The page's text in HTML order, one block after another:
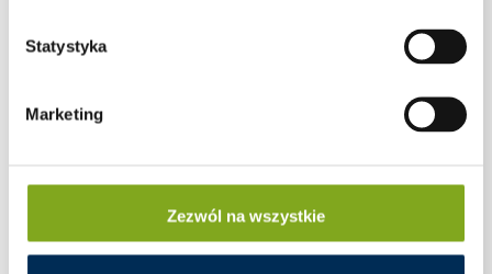
Statystyka
Marketing
Zezwól na wszystkie
Konstrukcja gruntowa Stalex dwupodporowa –
dostawka 2Vx1